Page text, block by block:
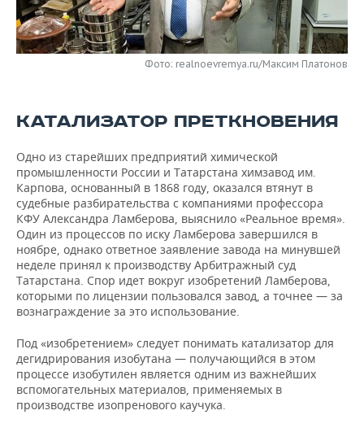
НЕФТЕХИМИЯ
НЕФТЬ
ЭНЕРГЕТИКА
РОЗНИЧНАЯ ТОРГОВЛЯ
НОВОСТИ ТЕХНОЛОГИЙ
МЕРОПРИЯТИЯ
НОВОСТИ МЕРОПРИЯТИЙ
ONLINE-КОНФЕРЕНЦИИ
ОТКРЫТАЯ ЛЕКЦИЯ
ХОККЕЙ
БАСКЕТБОЛ
ВОЛЕЙБОЛ
КИБЕРСПОРТ
ВОДНЫЕ ВИДЫ СПОРТА
ХОККЕЙ С МЯЧОМ
ВЛАСТЬ
ИНФРАСТРУКТУРА
ИСТОРИЯ
КУЛЬТУРА
ОБРАЗОВАНИЕ
ПРОИСШЕСТВИЯ
СЮЖЕТЫ
СПРАВОЧНИК
СПИСОК ПЕРСОН
СПИСОК КОМПАНИЙ
ПОЛНАЯ ВЕРСИЯ
Фото: realnoevremya.ru/Максим Платонов
КАТАЛИЗАТОР ПРЕТКНОВЕНИЯ
Одно из старейших предприятий химической
промышленности России и Татарстана химзавод им.
Карпова, основанный в 1868 году, оказался втянут в
судебные разбирательства с компаниями профессора
КФУ Александра Ламберова, выяснило «Реальное время».
Один из процессов по иску Ламберова завершился в
ноябре, однако ответное заявление завода на минувшей
неделе принял к производству Арбитражный суд
Татарстана. Спор идет вокруг изобретений Ламберова,
которыми по лицензии пользовался завод, а точнее — за
вознаграждение за это использование.
Под «изобретением» следует понимать катализатор для
дегидрирования изобутана — получающийся в этом
процессе изобутилен является одним из важнейших
вспомогательных материалов, применяемых в
производстве изопренового каучука.